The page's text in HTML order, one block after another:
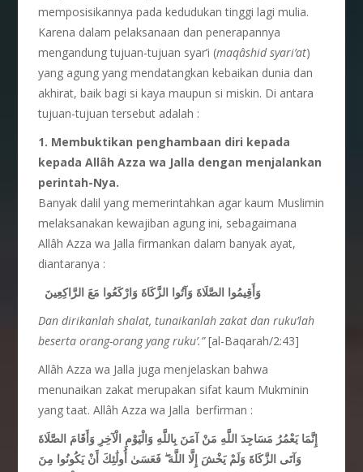
memposisikannya pada kedudukan tinggi lagi mulia.
Karena dalam pelaksanaan dan penerapannya
mengandung tujuan-tujuan syar’i (maqâshid syari’at)
yang agung yang mendatangkan kebaikan dunia dan
akhirat, baik bagi si kaya maupun si miskin. Di antara
tujuan-tujuan tersebut adalah :
1. Membuktikan penghambaan diri kepada
kepada Allâh Azza wa Jalla dengan menjalankan
perintah-Nya.
Banyak dalil yang memerintahkan agar kaum Muslimin
melaksanakan kewajiban agung ini, sebagaimana
Allâh Azza wa Jalla firmankan dalam banyak ayat,
diantaranya :
وَأَقِيمُوا الصَّلَاةَ وَآتُوا الزَّكَاةَ وَارْكَعُوا مَعَ الرَّاكِعِينَ
Dan dirikanlah shalat, tunaikanlah zakat dan ruku’lah
beserta orang-orang yang ruku’.”[al-Baqarah/2:43]
Allâh Azza wa Jalla juga menjelaskan bahwa
menunaikan zakat merupakan sifat kaum Mukminin
yang taat. Allâh Azza wa Jalla berfirman :
إِنَّمَا يَعْمُرُ مَسَاجِدَ اللَّهِ مَنْ آمَنَ بِاللَّهِ وَالْيَوْمِ الْآخِرِ وَأَقَامَ الصَّلَاةَ
وَآتَى الزَّكَاةَ وَلَمْ يَخْشَ إِلَّا اللَّهَ ۖ فَعَسَىٰ أُولَٰئِكَ أَنْ يَكُونُوا مِنَ